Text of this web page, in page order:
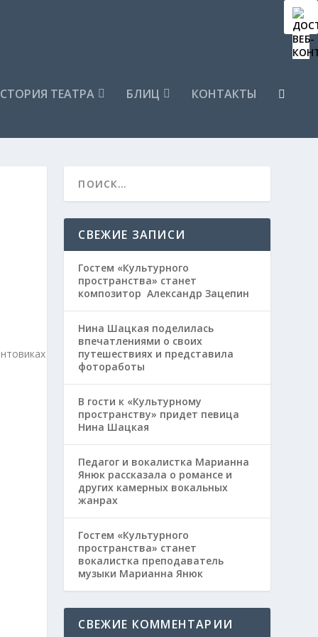
ТЕАТРА БЛИЦ КОНТАКТЫ
СВЕЖИЕ ЗАПИСИ
Гостем «Культурного
пространства» станет
композитор Александр Зацепин
Нина Шацкая поделилась
впечатлениями о своих
путешествиях и представила
фотоработы
В гости к «Культурному
пространству» придет певица
Нина Шацкая
Педагог и вокалистка Марианна
Янюк рассказала о романсе и
других камерных вокальных
жанрах
Гостем «Культурного
пространства» станет
вокалистка преподаватель
музыки Марианна Янюк
СВЕЖИЕ КОММЕНТАРИИ